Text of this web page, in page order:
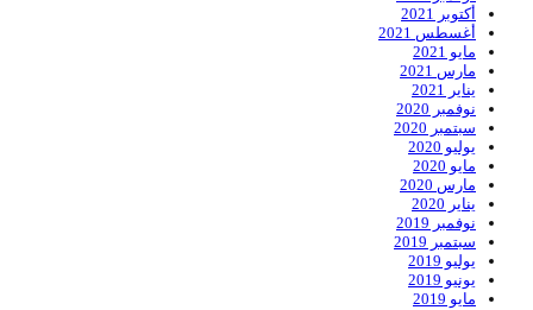
أكتوبر 2021
أغسطس 2021
مايو 2021
مارس 2021
يناير 2021
نوفمبر 2020
سبتمبر 2020
يوليو 2020
مايو 2020
مارس 2020
يناير 2020
نوفمبر 2019
سبتمبر 2019
يوليو 2019
يونيو 2019
مايو 2019